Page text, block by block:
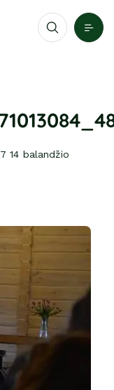
14 balandžio